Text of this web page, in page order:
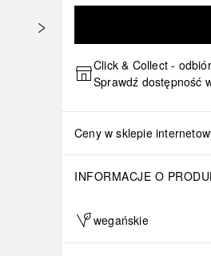
Click & Collect -
Sprawdź dostępność
Ceny w sklepie
INFORMACJE O
wegańskie